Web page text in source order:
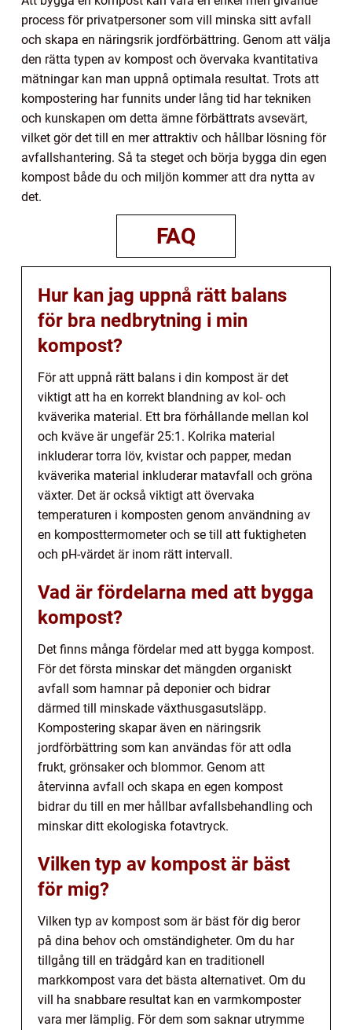
process för privatpersoner som vill minska sitt avfall
och skapa en näringsrik jordförbättring. Genom att välja
den rätta typen av kompost och övervaka kvantitativa
mätningar kan man uppnå optimala resultat. Trots att
kompostering har funnits under lång tid har tekniken
och kunskapen om detta ämne förbättrats avsevärt,
vilket gör det till en mer attraktiv och hållbar lösning för
avfallshantering. Så ta steget och börja bygga din egen
kompost både du och miljön kommer att dra nytta av
det.
FAQ
Hur kan jag uppnå rätt balans
för bra nedbrytning i min
kompost?
För att uppnå rätt balans i din kompost är det
viktigt att ha en korrekt blandning av kol- och
kväverika material. Ett bra förhållande mellan kol
och kväve är ungefär 25:1. Kolrika material
inkluderar torra löv, kvistar och papper, medan
kväverika material inkluderar matavfall och gröna
växter. Det är också viktigt att övervaka
temperaturen i komposten genom användning av
en komposttermometer och se till att fuktigheten
och pH-värdet är inom rätt intervall.
Vad är fördelarna med att bygga
kompost?
Det finns många fördelar med att bygga kompost.
För det första minskar det mängden organiskt
avfall som hamnar på deponier och bidrar
därmed till minskade växthusgasutsläpp.
Kompostering skapar även en näringsrik
jordförbättring som kan användas för att odla
frukt, grönsaker och blommor. Genom att
återvinna avfall och skapa en egen kompost
bidrar du till en mer hållbar avfallsbehandling och
minskar ditt ekologiska fotavtryck.
Vilken typ av kompost är bäst
för mig?
Vilken typ av kompost som är bäst för dig beror
på dina behov och omständigheter. Om du har
tillgång till en trädgård kan en traditionell
markkompost vara det bästa alternativet. Om du
vill ha snabbare resultat kan en varmkomposter
vara mer lämplig. För dem som saknar utrymme